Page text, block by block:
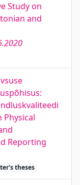
Study on
and
Physical
Reporting
theses